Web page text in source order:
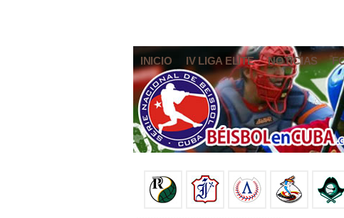
INICIO IV LIGA ELITE NOTICIAS